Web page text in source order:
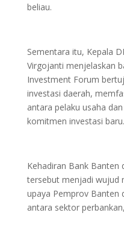
beliau.
Sementara itu, Kepala
Virgojanti menjelaskan
Investment Forum
investasi daerah,
antara pelaku usaha
komitmen investasi baru.
Kehadiran Bank Banten
tersebut menjadi wujud
upaya Pemprov Banten
antara sektor